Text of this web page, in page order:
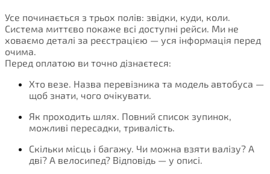
Усе починається з трьох полів: звідки, куди, коли.
Система миттєво покаже всі доступні рейси. Ми не
ховаємо деталі за реєстрацією — уся інформація перед
очима.
Перед оплатою ви точно дізнаєтеся:
Хто везе. Назва перевізника та модель автобуса —
щоб знати, чого очікувати.
Як проходить шлях. Повний список зупинок,
можливі пересадки, тривалість.
Скільки місць і багажу. Чи можна взяти валізу? А
дві? А велосипед? Відповідь — у описі.